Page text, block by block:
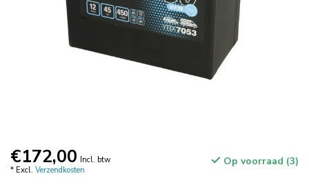
€172,00 Incl. btw
* Excl. Verzendkosten
Op voorraad (3)